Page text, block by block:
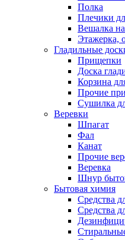
Полка
Плечики
Вешалка
Этажерка,
Гладильные
Прищепки
Доска
Корзина
Прочие
Сушилка
Веревки
Шпагат
Фал
Канат
Прочие
Веревка
Шнур
Бытовая химия
Средства
Средства